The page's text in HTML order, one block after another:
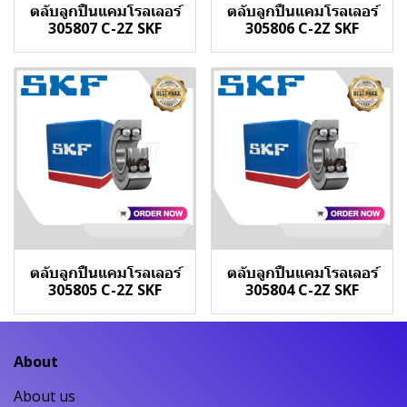
ตลับลูกปืนแคมโรลเลอร์
305807 C-2Z SKF
ตลับลูกปืนแคมโรลเลอร์
305806 C-2Z SKF
ตลับลูกปืนแคมโรลเลอร์
305805 C-2Z SKF
ตลับลูกปืนแคมโรลเลอร์
305804 C-2Z SKF
About
About us